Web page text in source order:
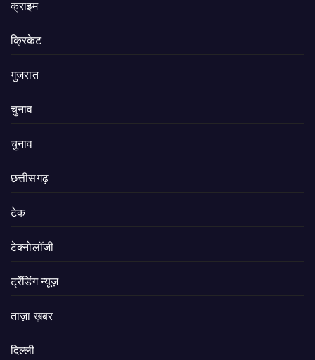
क्राइम
क्रिकेट
गुजरात
चुनाव
चुनाव
छत्तीसगढ़
टेक
टेक्नोलॉजी
ट्रेंडिंग न्यूज़
ताज़ा ख़बर
दिल्ली